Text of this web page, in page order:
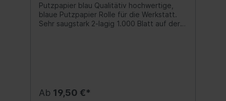
Putzpapier blau Qualitätiv hochwertige,
blaue Putzpapier Rolle für die Werkstatt.
Sehr saugstark 2-lagig 1.000 Blatt auf der
Ab 19,50 €*